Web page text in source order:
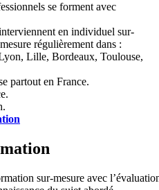
se forment avec
en individuel sur-
régulièrement dans :
Lille, Bordeaux, Toulouse,
partout en France.
sur-mesure avec